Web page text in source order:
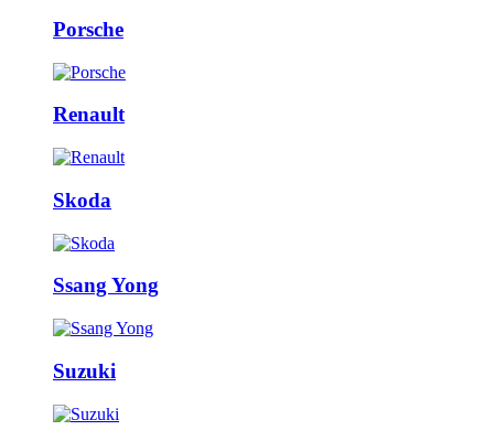
Porsche
Renault
Skoda
Ssang Yong
Suzuki